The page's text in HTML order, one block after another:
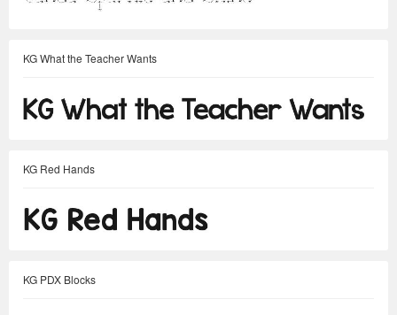
KG What the Teacher Wants
KG Red Hands
KG PDX Blocks